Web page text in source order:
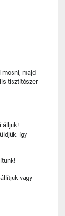
mosni, majd
tisztítószer
álljuk!
így
vagy